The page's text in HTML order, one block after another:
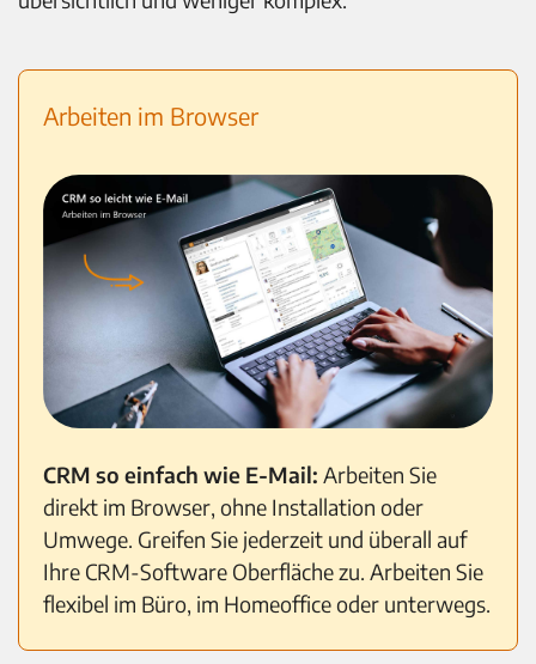
Arbeiten im Browser
CRM so einfach wie E-Mail: Arbeiten Sie
direkt im Browser, ohne Installation oder
Umwege. Greifen Sie jederzeit und überall auf
Ihre CRM-Software Oberfläche zu. Arbeiten Sie
flexibel im Büro, im Homeoffice oder unterwegs.